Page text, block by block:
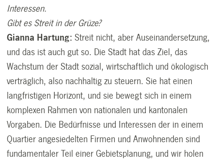
Interessen.
Gibt es Streit in der Grüze?
Gianna Hartung: Streit nicht, aber Auseinandersetzung,
und das ist auch gut so. Die Stadt hat das Ziel, das
Wachstum der Stadt sozial, wirtschaftlich und ökologisch
verträglich, also nachhaltig zu steuern. Sie hat einen
langfristigen Horizont, und sie bewegt sich in einem
komplexen Rahmen von nationalen und kantonalen
Vorgaben. Die Bedürfnisse und Interessen der in einem
Quartier angesiedelten Firmen und Anwohnenden sind
fundamentaler Teil einer Gebietsplanung, und wir holen